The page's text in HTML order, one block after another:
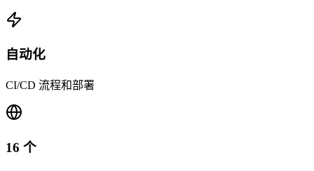
自动化
CI/CD 流程和部署
16 个